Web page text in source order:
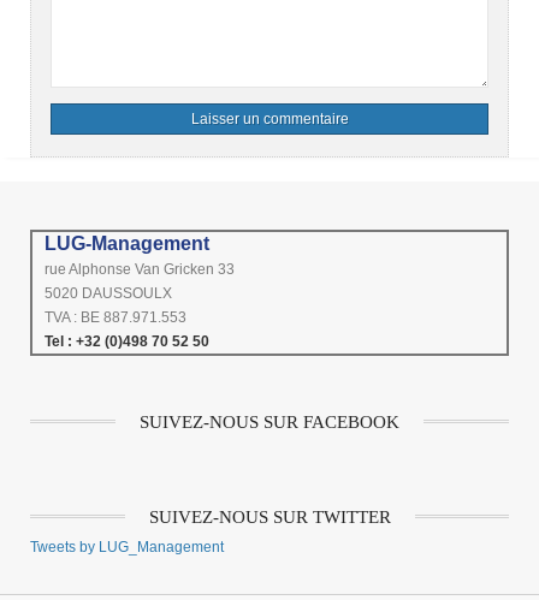
LUG-Management
rue Alphonse Van Gricken 33
5020 DAUSSOULX
TVA : BE 887.971.553
Tel : +32 (0)498 70 52 50
SUIVEZ-NOUS SUR FACEBOOK
SUIVEZ-NOUS SUR TWITTER
Tweets by LUG_Management